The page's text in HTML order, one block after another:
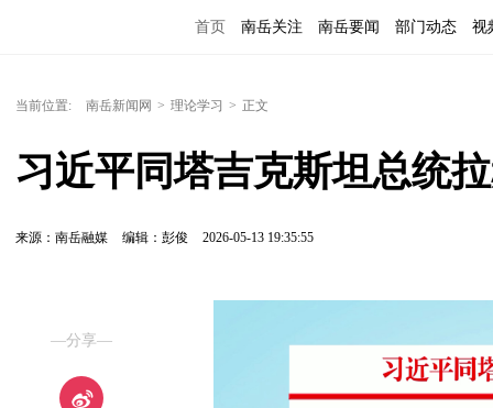
首页 南岳关注 南岳要闻 部门动态 视
当前位置: 南岳新闻网 > 理论学习 > 正文
习近平同塔吉克斯坦总统
来源：南岳融媒 编辑：彭俊 2026-05-13 19:35:55
—分享—